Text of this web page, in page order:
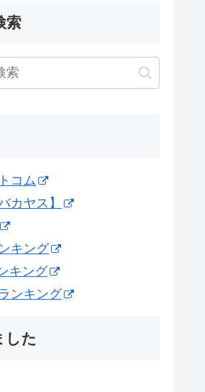
索
コム
カヤス】
キング
キング
ンキング
した